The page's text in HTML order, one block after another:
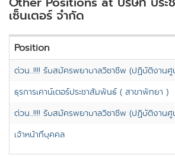
เซ็นเตอร์ จำกัด
Position
ด่วน..!!!! รับสมัครพยาบาลวิชาชีพ (ปฏิบัติงานศู
ธุรการเคาน์เตอร์ประชาสัมพันธ์ ( สาขาพัทยา )
ด่วน..!!!! รับสมัครพยาบาลวิชาชีพ (ปฏิบัติงานศู
เจ้าหน้าที่บุคคล